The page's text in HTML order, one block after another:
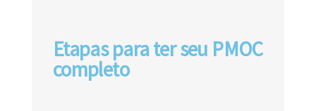
Etapas para ter seu PMOC
completo